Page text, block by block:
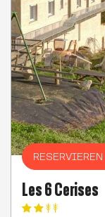
RESERVIEREN
Les 6 Cerises